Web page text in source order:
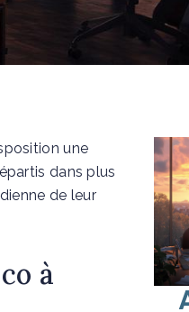
une
dans plus
de leur
à